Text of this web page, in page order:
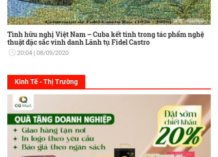
Tình hữu nghị Việt Nam – Cuba kết tinh trong tác phẩm nghệ
thuật đặc sắc vinh danh Lãnh tụ Fidel Castro
20:04 08/09/2020
Kinh Tế - Thị Trường